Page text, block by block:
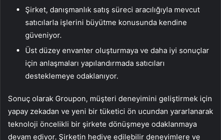
Şirket, danışmanlık satış süreci aracılığıyla mevcut
satıcılarla işlerini büyütme konusunda kendine
güveniyor.
Üst düzey envanter oluşturmaya ve daha iyi sonuçlar
için anlaşmaları yapılandırmada satıcıları
desteklemeye odaklanıyor.
Sonuç olarak Groupon, müşteri deneyimini geliştirmek için
yapay zekadan ve yeni bir tüketici ön ucundan yararlanarak
teknoloji öncelikli bir şirkete dönüşmeye odaklanmaya
devam ediyor. Şirketin hediye edilebilir deneyimlere ve